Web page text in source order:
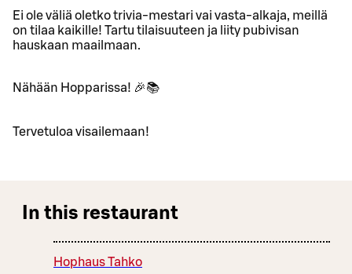
Ei ole väliä oletko trivia-mestari vai vasta-alkaja, meillä
on tilaa kaikille! Tartu tilaisuuteen ja liity pubivisan
hauskaan maailmaan.
Nähään Hopparissa! 🎉📚
Tervetuloa visailemaan!
In this restaurant
Hophaus Tahko